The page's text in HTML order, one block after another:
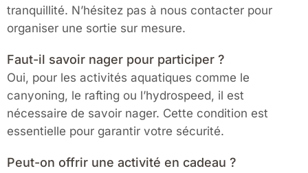
tranquillité. N’hésitez pas à nous contacter pour
organiser une sortie sur mesure.
Faut-il savoir nager pour participer ?
Oui, pour les activités aquatiques comme le
canyoning, le rafting ou l’hydrospeed, il est
nécessaire de savoir nager. Cette condition est
essentielle pour garantir votre sécurité.
Peut-on offrir une activité en cadeau ?